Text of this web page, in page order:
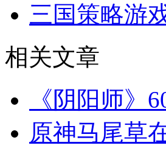
三国策略游
相关文章
《阴阳师》
原神马尾草